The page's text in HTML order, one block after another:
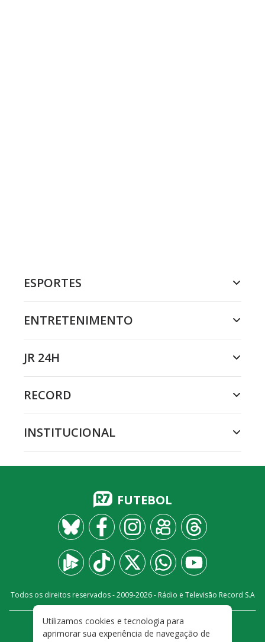
ESPORTES
ENTRETENIMENTO
JR 24H
RECORD
INSTITUCIONAL
FUTEBOL
Todos os direitos reservados - 2009-2026- Rádio e Televisão Record S.A
FALE CONOSCO
PRIVACIDADE
Utilizamos cookies e tecnologia para
aprimorar sua experiência de navegação de